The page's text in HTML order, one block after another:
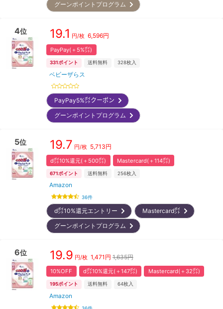
グーンポイントプログラム
4位 19.1 円/枚 6,596円
PayPay(＋5%㌽)
331ポイント 送料無料 328枚入
ベビーザらス
PayPay5%㌽クーポン
グーンポイントプログラム
5位 19.7 円/枚 5,713円
d㌽10%還元(＋500㌽) Mastercard(＋114㌽)
671ポイント 送料無料 256枚入
Amazon
36件
d㌽10%還元エントリー
Mastercard㌽
グーンポイントプログラム
6位 19.9 円/枚 1,471 円 1,635円
10%OFF d㌽10%還元(＋147㌽) Mastercard(＋32㌽)
195ポイント 送料無料 64枚入
Amazon